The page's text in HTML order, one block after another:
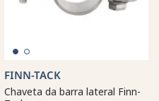
FINN-TACK
Chaveta da barra lateral Finn-